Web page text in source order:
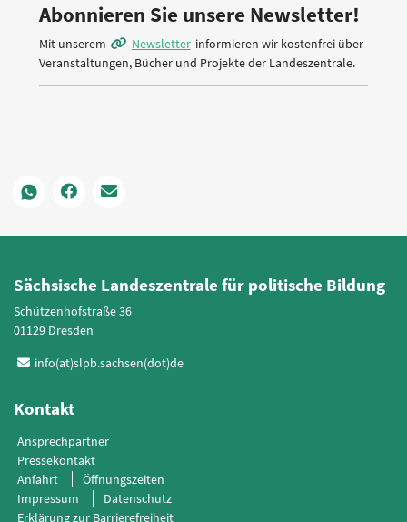
Abonnieren Sie unsere Newsletter!
Mit unserem Newsletter informieren wir kostenfrei über
Veranstaltungen, Bücher und Projekte der Landeszentrale.
Sächsische Landeszentrale für politische Bildung
Schützenhofstraße 36
01129 Dresden
info(at)slpb.sachsen(dot)de
Kontakt
Ansprechpartner
Pressekontakt
Anfahrt
Öffnungszeiten
Impressum
Datenschutz
Erklärung zur Barrierefreiheit